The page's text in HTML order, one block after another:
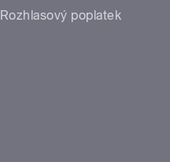
Rozhlasový poplatek